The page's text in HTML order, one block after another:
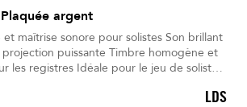
argent
sonore pour solistes Son brillant
Timbre homogène et
pour le jeu de soliste
LDS